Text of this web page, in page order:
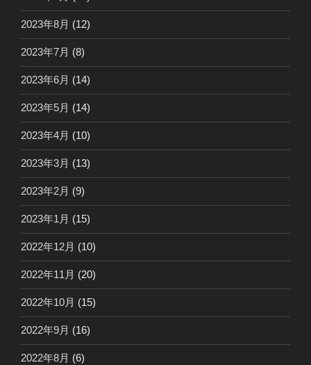
2023年8月 (12)
2023年7月 (8)
2023年6月 (14)
2023年5月 (14)
2023年4月 (10)
2023年3月 (13)
2023年2月 (9)
2023年1月 (15)
2022年12月 (10)
2022年11月 (20)
2022年10月 (15)
2022年9月 (16)
2022年8月 (6)